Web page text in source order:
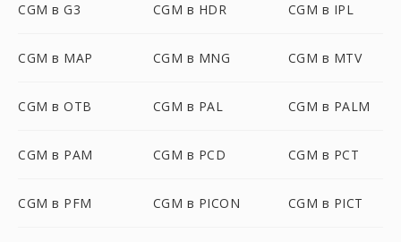
CGM в G3 CGM в HDR CGM в IPL
CGM в MAP CGM в MNG CGM в MTV
CGM в OTB CGM в PAL CGM в PALM
CGM в PAM CGM в PCD CGM в PCT
CGM в PFM CGM в PICON CGM в PICT